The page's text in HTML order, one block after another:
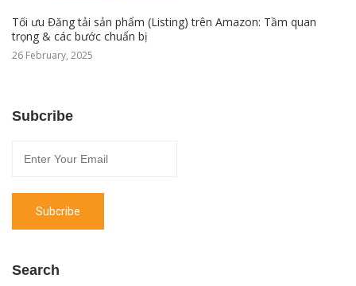
Tối ưu Đăng tải sản phẩm (Listing) trên Amazon: Tầm quan
trọng & các bước chuẩn bị
26 February, 2025
Subcribe
Search